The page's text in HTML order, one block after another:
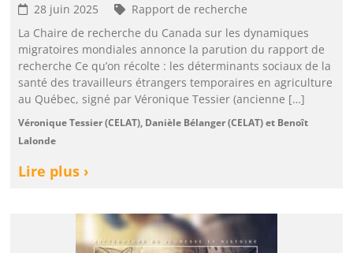
28 juin 2025
Rapport de recherche
La Chaire de recherche du Canada sur les dynamiques
migratoires mondiales annonce la parution du rapport de
recherche Ce qu’on récolte : les déterminants sociaux de la
santé des travailleurs étrangers temporaires en agriculture
au Québec, signé par Véronique Tessier (ancienne […]
Véronique Tessier (CELAT), Danièle Bélanger (CELAT) et Benoît
Lalonde
Lire plus ›